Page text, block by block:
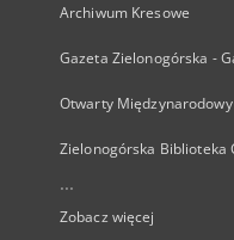
Archiwum Kresowe
Gazeta Zielonogórska -
Otwarty
Zielonogórska Biblioteka
...
Zobacz więcej